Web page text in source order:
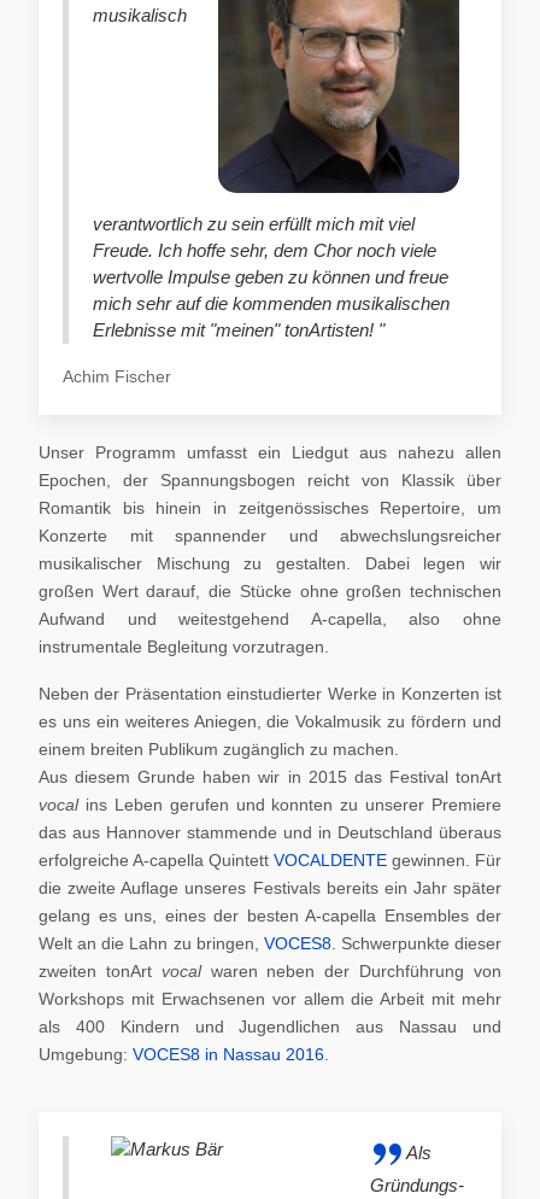
musikalisch
verantwortlich zu sein erfüllt mich mit viel
Freude. Ich hoffe sehr, dem Chor noch viele
wertvolle Impulse geben zu können und freue
mich sehr auf die kommenden musikalischen
Erlebnisse mit "meinen" tonArtisten! "
Achim Fischer
Unser Programm umfasst ein Liedgut aus nahezu allen
Epochen, der Spannungsbogen reicht von Klassik über
Romantik bis hinein in zeitgenössisches Repertoire, um
Konzerte mit spannender und abwechslungsreicher
musikalischer Mischung zu gestalten. Dabei legen wir
großen Wert darauf, die Stücke ohne großen technischen
Aufwand und weitestgehend A-capella, also ohne
instrumentale Begleitung vorzutragen.
Neben der Präsentation einstudierter Werke in Konzerten ist
es uns ein weiteres Aniegen, die Vokalmusik zu fördern und
einem breiten Publikum zugänglich zu machen.
Aus diesem Grunde haben wir in 2015 das Festival tonArt
vocal ins Leben gerufen und konnten zu unserer Premiere
das aus Hannover stammende und in Deutschland überaus
erfolgreiche A-capella Quintett VOCALDENTE gewinnen. Für
die zweite Auflage unseres Festivals bereits ein Jahr später
gelang es uns, eines der besten A-capella Ensembles der
Welt an die Lahn zu bringen, VOCES8. Schwerpunkte dieser
zweiten tonArt vocalwaren neben der Durchführung von
Workshops mit Erwachsenen vor allem die Arbeit mit mehr
als 400 Kindern und Jugendlichen aus Nassau und
Umgebung: VOCES8 in Nassau 2016
Als
Gründungs-